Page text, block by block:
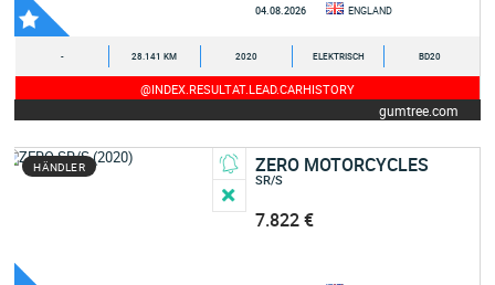
04.08.2026 ENGLAND
- 28.141 KM 2020 ELEKTRISCH BD20
@INDEX.RESULTAT.LEAD.CARHISTORY
gumtree.com
HÄNDLER ZERO MOTORCYCLES
SR/S
7.822 €